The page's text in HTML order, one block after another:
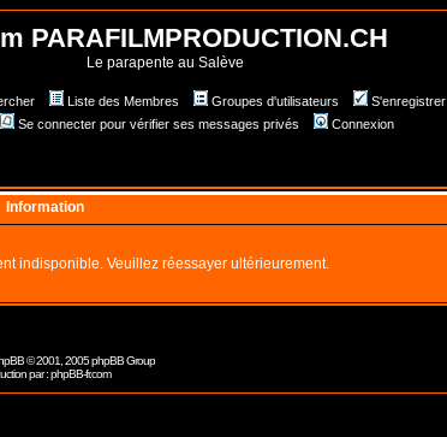
PARAFILMPRODUCTION.CH
Le parapente au Salève
Liste des Membres Groupes d'utilisateurs
S'enregistrer
Se connecter pour vérifier ses messages privés Connexion
Information
indisponible. Veuillez réessayer ultérieurement.
© 2001, 2005 phpBB Group
par :phpBB-fr.com